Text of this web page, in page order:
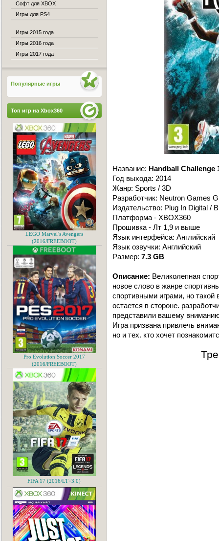
Название: Handball Challenge
Год выхода: 2014
Жанр: Sports / 3D
Разработчик: Neutron Games
Издательство: Plug In Digital /
Платформа - XBOX360
Прошивка - Лт 1,9 и выше
Язык интерфейса: Английский
Язык озвучки: Английский
Размер: 7.3 GB
Описание: Великолепная
новое слово в жанре
спортивными играми, но такой
остается в стороне.
представили вашему
Игра призвана привлечь
но и тех. кто хочет
Софт для XBOX
Игры для PS4
Игры 2015 года
Игры 2016 года
Игры 2017 года
Популярные игры
Топ игр на Xbox360
LEGO Marvel’s Avengers
(2016/FREEBOOT)
Pro Evolution Soccer 2017
(2016/FREEBOOT)
FIFA 17 (2016/LT+3.0)